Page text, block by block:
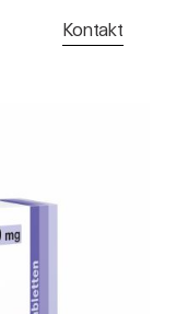
Kontakt